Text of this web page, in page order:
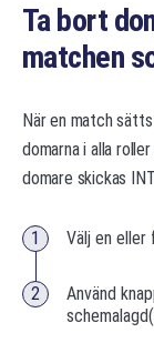
Ta bort
matchen
När en match
domarna i alla
domare skickas
Välj en eller
Använd